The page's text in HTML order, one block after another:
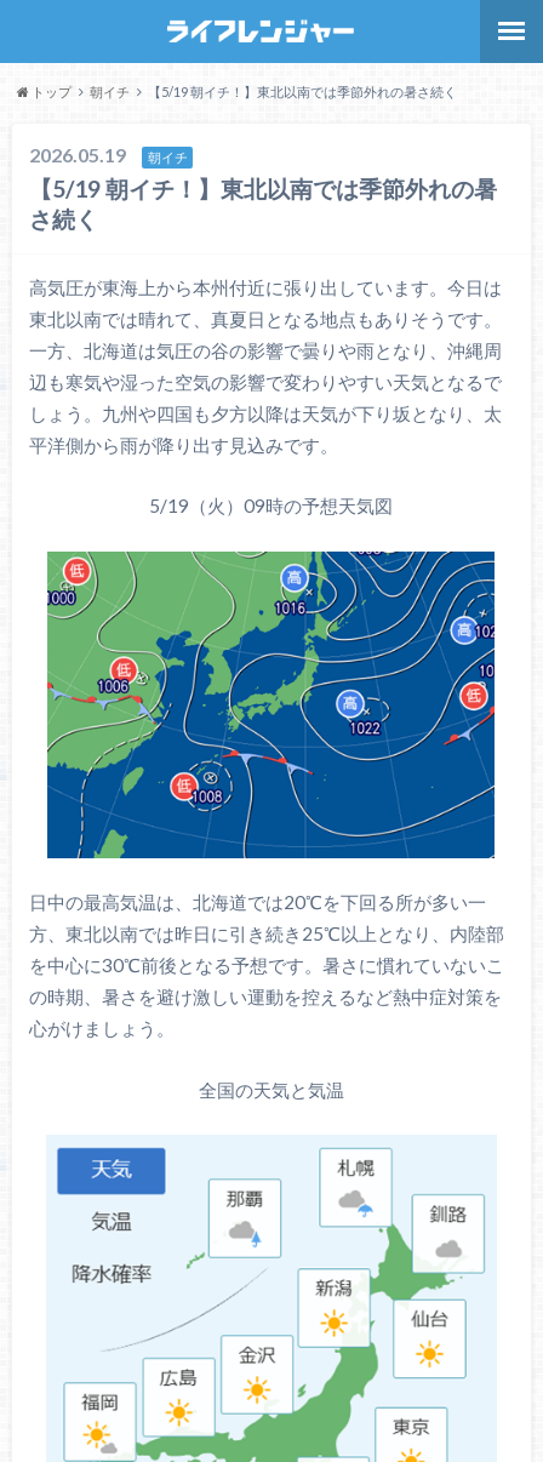
トップ 朝イチ 【5/19 朝イチ！】東北以南では季節外れの暑さ続く
2026.05.19 朝イチ
【5/19 朝イチ！】東北以南では季節外れの暑
さ続く
高気圧が東海上から本州付近に張り出しています。今日は
東北以南では晴れて、真夏日となる地点もありそうです。
一方、北海道は気圧の谷の影響で曇りや雨となり、沖縄周
辺も寒気や湿った空気の影響で変わりやすい天気となるで
しょう。九州や四国も夕方以降は天気が下り坂となり、太
平洋側から雨が降り出す見込みです。
5/19（火）09時の予想天気図
日中の最高気温は、北海道では20℃を下回る所が多い一
方、東北以南では昨日に引き続き25℃以上となり、内陸部
を中心に30℃前後となる予想です。暑さに慣れていないこ
の時期、暑さを避け激しい運動を控えるなど熱中症対策を
心がけましょう。
全国の天気と気温